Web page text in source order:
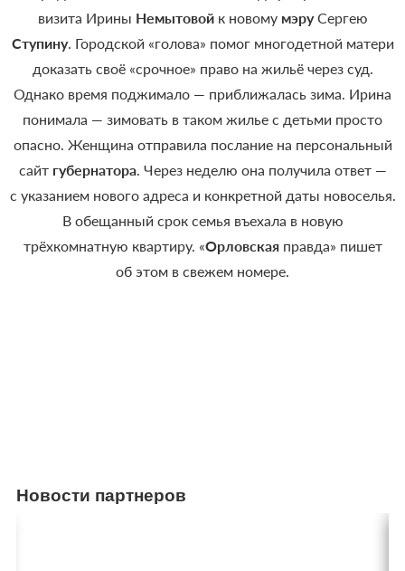
визита Ирины Немытовойк новому мэруСергею
Ступину. Городской «голова» помог многодетной матери
доказать своё «срочное» право на жильё через суд.
Однако время поджимало — приближалась зима. Ирина
понимала — зимовать в таком жилье с детьми просто
опасно. Женщина отправила послание на персональный
сайт губернатора. Через неделю она получила ответ —
с указанием нового адреса и конкретной даты новоселья.
В обещанный срок семья въехала в новую
трёхкомнатную квартиру. «Орловскаяправда» пишет
об этом в свежем номере.
Новости партнеров